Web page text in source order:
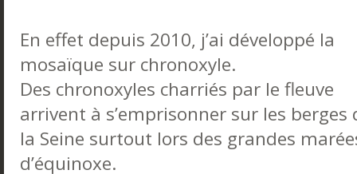
En effet depuis 2010, j’ai développé la
mosaïque sur chronoxyle.
Des chronoxyles charriés par le fleuve
arrivent à s’emprisonner sur les berges
la Seine surtout lors des grandes
d’équinoxe.